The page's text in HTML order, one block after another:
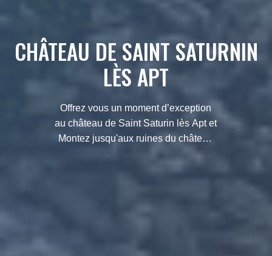
CHÂTEAU DE SAINT SATURNIN
LÈS APT
Offrez vous un moment d’exception
au château de Saint Saturin lès Apt et
Montez jusqu'aux ruines du château
pour admirer les vestiges et découvrir